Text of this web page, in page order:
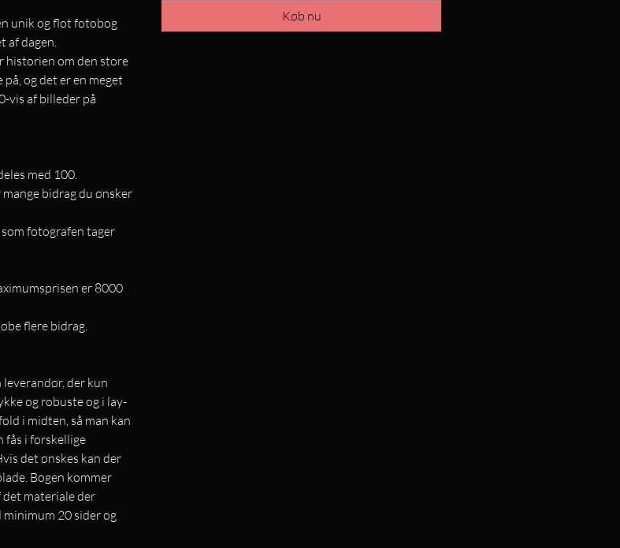
unik og flot fotobog
af dagen.
historien om den store
og det er en meget
vis af billeder på
med 100.
bidrag du ønsker
fotografen tager
er 8000
flere bidrag.
der kun
og robuste og i lay-
i midten, så man kan
fås i forskellige
det ønskes kan der
Bogen kommer
materiale der
minimum 20 sider og
Køb nu